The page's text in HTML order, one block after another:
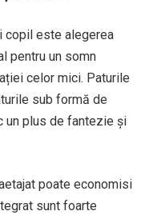
copil este alegerea
pentru un somn
celor mici. Paturile
sub formă de
un plus de fantezie și
poate economisi
sunt foarte